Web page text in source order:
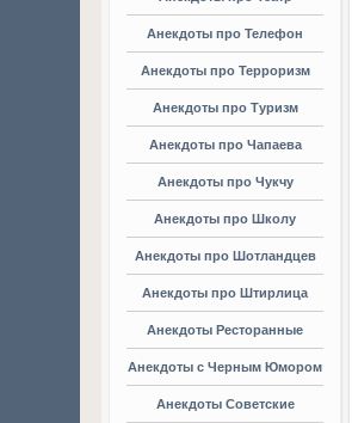
Анекдоты про Телефон
Анекдоты про Терроризм
Анекдоты про Туризм
Анекдоты про Чапаева
Анекдоты про Чукчу
Анекдоты про Школу
Анекдоты про Шотландцев
Анекдоты про Штирлица
Анекдоты Ресторанные
Анекдоты с Черным Юмором
Анекдоты Советские